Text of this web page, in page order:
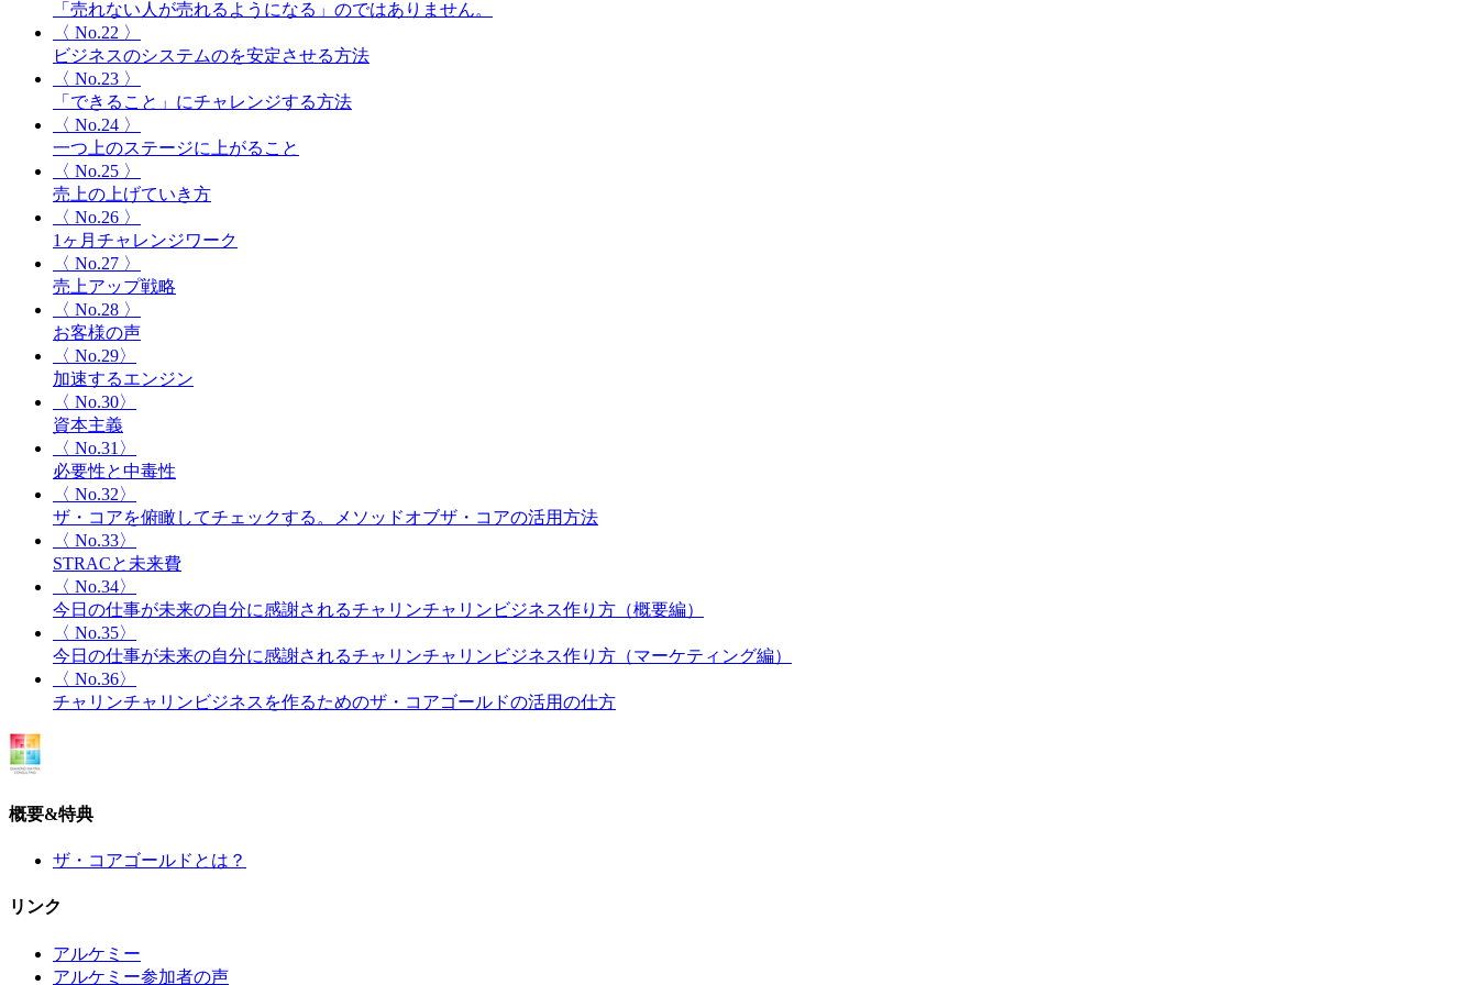
「売れない人が売れるようになる」のではありません。
〈 No.22 〉
ビジネスのシステムのを安定させる方法
〈 No.23 〉
「できること」にチャレンジする方法
〈 No.24 〉
一つ上のステージに上がること
〈 No.25 〉
売上の上げていき方
〈 No.26 〉
1ヶ月チャレンジワーク
〈 No.27 〉
売上アップ戦略
〈 No.28 〉
お客様の声
〈 No.29〉
加速するエンジン
〈 No.30〉
資本主義
〈 No.31〉
必要性と中毒性
〈 No.32〉
ザ・コアを俯瞰してチェックする。メソッドオブザ・コアの活用方法
〈 No.33〉
STRACと未来費
〈 No.34〉
今日の仕事が未来の自分に感謝されるチャリンチャリンビジネス作り方（概要編）
〈 No.35〉
今日の仕事が未来の自分に感謝されるチャリンチャリンビジネス作り方（マーケティング編）
〈 No.36〉
チャリンチャリンビジネスを作るためのザ・コアゴールドの活用の仕方
概要&特典
ザ・コアゴールドとは？
リンク
アルケミー
アルケミー参加者の声